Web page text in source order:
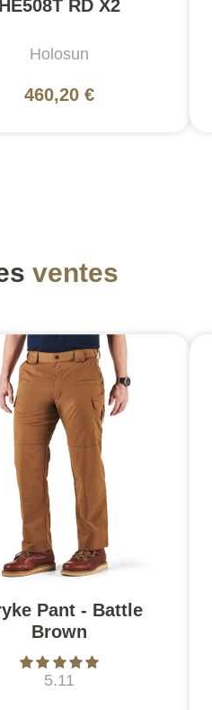
HE508T RD X2
Holosun
460,20 €
ventes
Pant - Battle
Brown
5.11